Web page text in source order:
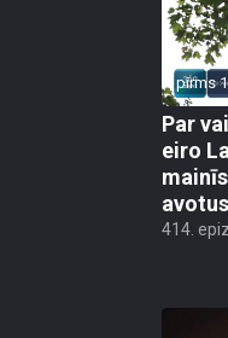
pirms
Par
eiro
avotus
414.